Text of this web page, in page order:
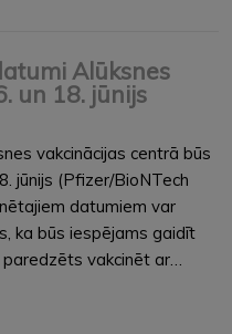
Alūksnes
un 18. jūnijs
vakcinācijas centrā būs
jūnijs (Pfizer/BioNTech
datumiem var
ka būs iespējams gaidīt
vakcinēt ar…